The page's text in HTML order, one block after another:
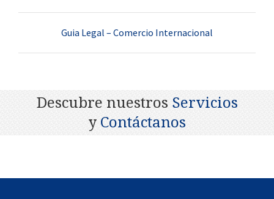
Guia Legal – Comercio Internacional
Descubre nuestros Servicios
y Contáctanos